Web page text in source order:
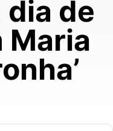
de
Maria